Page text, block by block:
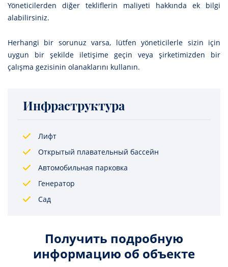
Yöneticilerden diğer tekliflerin maliyeti hakkında ek bilgi
alabilirsiniz.
Herhangi bir sorunuz varsa, lütfen yöneticilerle sizin için
uygun bir şekilde iletişime geçin veya şirketimizden bir
çalışma gezisinin olanaklarını kullanın.
Инфраструктура
Лифт
Открытый плавательный бассейн
Автомобильная парковка
Генератор
Сад
Получить подробную
информацию об объекте